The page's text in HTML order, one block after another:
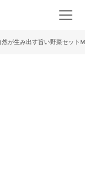
然が生み出す旨い野菜セットM